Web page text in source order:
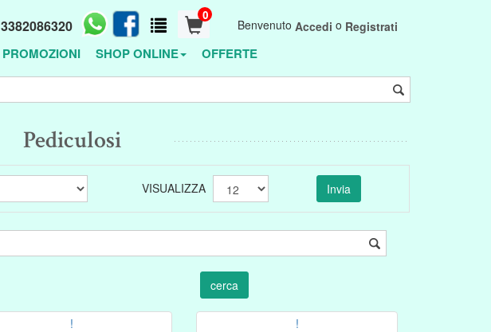
Benvenuto Accedi o Registrati
0
3382086320
PROMOZIONI SHOP ONLINE OFFERTE
Pediculosi
VISUALIZZA
! !